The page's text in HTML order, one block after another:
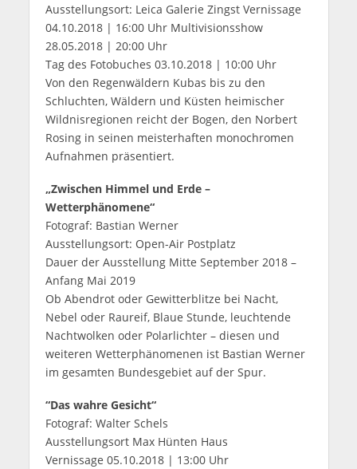
Ausstellungsort: Leica Galerie Zingst Vernissage
04.10.2018 | 16:00 Uhr Multivisionsshow
28.05.2018 | 20:00 Uhr
Tag des Fotobuches 03.10.2018 | 10:00 Uhr
Von den Regenwäldern Kubas bis zu den
Schluchten, Wäldern und Küsten heimischer
Wildnisregionen reicht der Bogen, den Norbert
Rosing in seinen meisterhaften monochromen
Aufnahmen präsentiert.
„Zwischen Himmel und Erde –
Wetterphänomene“
Fotograf: Bastian Werner
Ausstellungsort: Open-Air Postplatz
Dauer der Ausstellung Mitte September 2018 –
Anfang Mai 2019
Ob Abendrot oder Gewitterblitze bei Nacht,
Nebel oder Raureif, Blaue Stunde, leuchtende
Nachtwolken oder Polarlichter – diesen und
weiteren Wetterphänomenen ist Bastian Werner
im gesamten Bundesgebiet auf der Spur.
“Das wahre Gesicht“
Fotograf: Walter Schels
Ausstellungsort Max Hünten Haus
Vernissage 05.10.2018 | 13:00 Uhr